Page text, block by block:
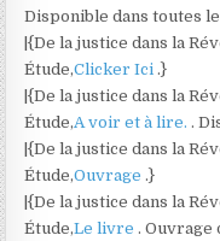
Disponible dans toutes
|{De la justice dans la
Étude,Clicker Ici.}
|{De la justice dans la
Étude,A voir et à lire..
|{De la justice dans la
Étude,Ouvrage.}
|{De la justice dans la
Étude,Le livre. Ouvrage